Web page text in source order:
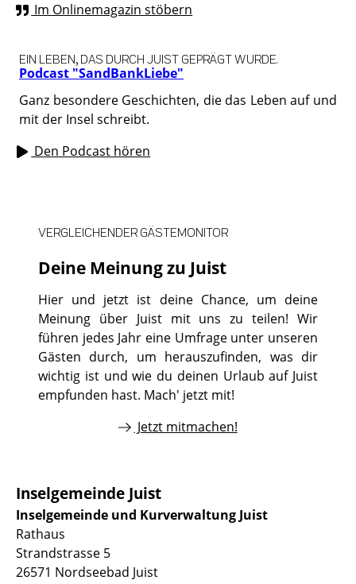
Im Onlinemagazin stöbern
Podcast "SandBankLiebe"
EIN LEBEN, DAS DURCH JUIST GEPRÄGT WURDE.
Ganz besondere Geschichten, die das Leben auf und
mit der Insel schreibt.
Den Podcast hören
Deine Meinung zu Juist
VERGLEICHENDER GÄSTEMONITOR
Hier und jetzt ist deine Chance, um deine
Meinung über Juist mit uns zu teilen! Wir
führen jedes Jahr eine Umfrage unter unseren
Gästen durch, um herauszufinden, was dir
wichtig ist und wie du deinen Urlaub auf Juist
empfunden hast. Mach' jetzt mit!
Jetzt mitmachen!
Inselgemeinde Juist
Inselgemeinde und Kurverwaltung Juist
Rathaus
Strandstrasse 5
26571 Nordseebad Juist